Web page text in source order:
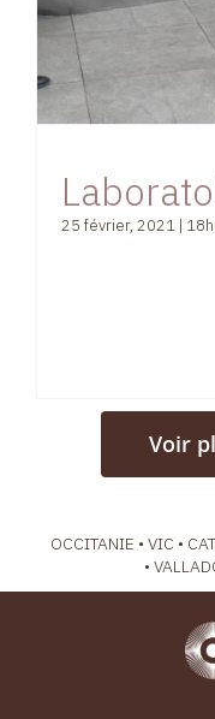
25 février, 2021 |
Voir
OCCITANIE • VIC •
•